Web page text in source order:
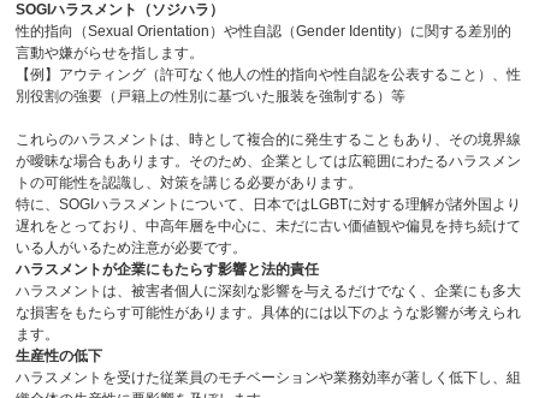
SOGIハラスメント（ソジハラ）
性的指向（Sexual Orientation ）や性自認（Gender Identity）に関する差別的
言動や嫌がらせを指します。
【例】アウティング（許可なく他人の性的指向や性自認を公表すること）、性
別役割の強要（戸籍上の性別に基づいた服装を強制する）等
これらのハラスメントは、時として複合的に発生することもあり、その境界線
が曖昧な場合もあります。そのため、企業としては広範囲にわたるハラスメン
トの可能性を認識し、対策を講じる必要があります。
特に、SOGIハラスメントについて、日本では LGBTに対する理解が諸外国より
遅れをとっており、中高年層を中心に、未だに古い価値観や偏見を持ち続けて
いる人がいるため注意が必要です。
ハラスメントが企業にもたらす影響と法的責任
ハラスメントは、被害者個人に深刻な影響を与えるだけでなく、企業にも多大
な損害をもたらす可能性があります。具体的には以下のような影響が考えられ
ます。
生産性の低下
ハラスメントを受けた従業員のモチベーションや業務効率が著しく低下し、組